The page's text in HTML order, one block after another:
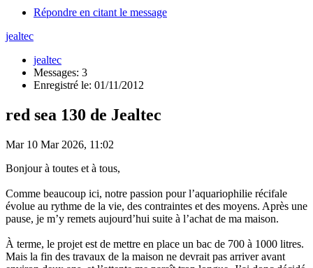
Répondre en citant le message
jealtec
jealtec
Messages: 3
Enregistré le: 01/11/2012
red sea 130 de Jealtec
Mar 10 Mar 2026, 11:02
Bonjour à toutes et à tous,
Comme beaucoup ici, notre passion pour l’aquariophilie récifale
évolue au rythme de la vie, des contraintes et des moyens. Après une
pause, je m’y remets aujourd’hui suite à l’achat de ma maison.
À terme, le projet est de mettre en place un bac de 700 à 1000 litres.
Mais la fin des travaux de la maison ne devrait pas arriver avant